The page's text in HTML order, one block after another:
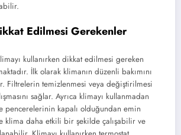
Edilmesi Gerekenler
kullanırken dikkat edilmesi gereken
İlk olarak klimanın düzenli bakımını
Filtrelerin temizlenmesi veya değiştirilmesi
sağlar. Ayrıca klimayı kullanmadan
pencerelerinin kapalı olduğundan emin
klima daha etkili bir şekilde çalışabilir ve